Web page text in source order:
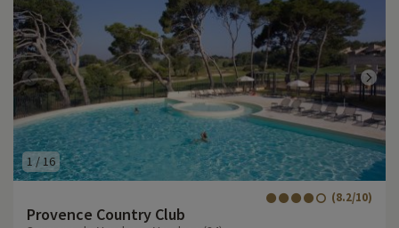
1 /16
Provence Country Club
(8.2/10)